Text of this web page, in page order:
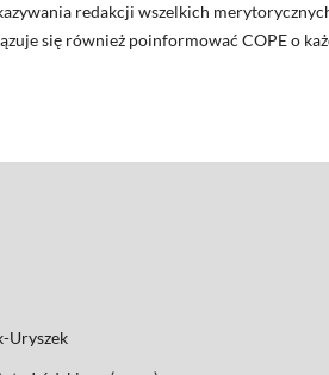
redakcji wszelkich
się również poinformować COPE o
Uryszek